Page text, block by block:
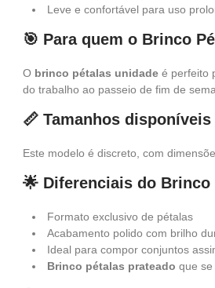
Leve e confortável para uso
🎯 Para quem o Brinco
O brinco pétalas unidade é perfeito
do trabalho ao passeio de fim de
📏 Tamanhos disponíveis
Este modelo é discreto, com
🌟 Diferenciais do Brinco
Formato exclusivo de pétalas
Acabamento polido com brilho
Ideal para compor conjuntos
Brinco pétalas prateado que se